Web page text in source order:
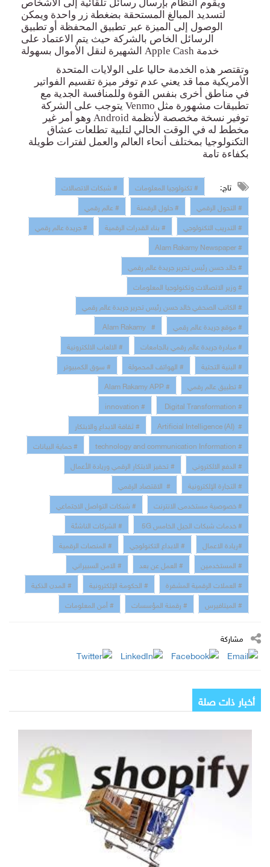
ويقوم النظام بإرسال رسائل تلقائية إلى الأشخاص
لتسديد المبالغ المستحقة بضغطة زر واحدة ويمكن
الوصول إلى الميزة عبر تطبيق المحفظة أو تطبيق
الرسائل الخاص بالشركة حيث يتم الاعتماد على
خدمة
الشهيرة لنقل الأموال بسهولة
وتقتصر هذه الخدمة حاليا على الولايات المتحدة
الأمريكية مما قد يعني عدم توفر ميزة تقسيم الفواتير
في مناطق أخرى بنفس القوة وللمنافسة الجدية مع
تطبيقات مشهورة مثل
يتوجب على الشركة
توفير نسخة مخصصة لأنظمة
وهو أمر غير
مخطط له في الوقت الحالي لتلبية تطلعات عشاق
التكنولوجيا بمختلف أنحاء العالم والعمل لفترات طويلة
بكفاءة تامة
تاج: # تكنولوجيا المعلومات
# شبكات الاتصالات
# التحول الرقمي
# حلول الرقمنة
# عالم رقمي
# التدريب التكنولوجي
# بناء القدرات الرقمية
# جريدة عالم رقمي
# Alam Rakamy Newspaper
# خالد حسن رئيس تحرير جريدة عالم رقمي
# وزير الاتصالات وتكنولوجيا المعلومات
# الكاتب الصحفي خالد حسن رئيس تحرير جريدة عالم رقمي
# موقع جريدة عالم رقمي
# Alam Rakamy
# مبادرة جريدة عالم رقمي بالجامعات
# الالعاب الالكترونية
# البنية التحتية
# الهواتف المحمولة
# سوق الكمبيوتر
# تطبيق عالم رقمي
# Alam Rakamy APP
# Digital Transformation
# innovation
# Artificial Intelligence (AI)
# ثقافة الابداع والابتكار
# technology and communication Information
# حماية البيانات
# الدفع الالكتروني
# تحفيز الابتكار الرقمي وريادة الأعمال
# التجارة الإلكترونية
# الاقتصاد الرقمي
# خصوصية مستخدمى الانترنت
# شبكات التواصل الاجتماعي
# خدمات شبكات الجيل الخامس 5G
# الشركات الناشئة
#ريادة الاعمال
# الابداع التكنولوجي
# المنصات الرقمية
# المستخدمين
# العمل عن بعد
# الامن السبيراني
# العملات الرقمية المشفرة
# الحكومة الإلكترونية
# المدن الذكية
# الميتافيرس
# رقمنة المؤسسات # أمن المعلومات
مشاركة
أخبار ذات صلة